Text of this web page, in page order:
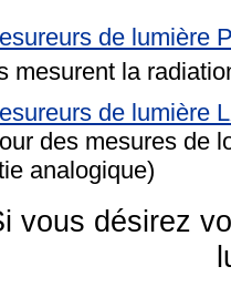
de lumière
mesurent la
de lumière
des mesures de
analogique)
vous désirez